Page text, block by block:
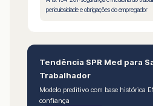
periculosidade e obrigações do empregador
Tendência SPR Med para
Trabalhador
Modelo preditivo com base histórica
confiança